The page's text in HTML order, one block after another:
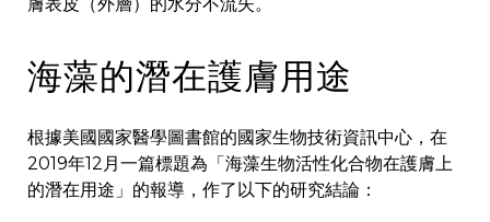
海藻的潛在護膚用途
根據美國國家醫學圖書館的國家生物技術資訊中心，在
2019年12月一篇標題為「海藻生物活性化合物在護膚上
的潛在用途」的報導，作了以下的研究結論：